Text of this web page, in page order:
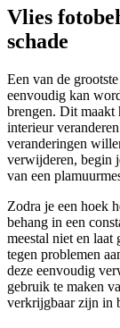
Vlies
schade
Een van de
eenvoudig kan
brengen. Dit maakt
interieur
veranderingen
verwijderen, begin
van een
Zodra je een hoek
behang in een
meestal niet en laat
tegen problemen
deze eenvoudig
gebruik te maken
verkrijgbaar zijn in